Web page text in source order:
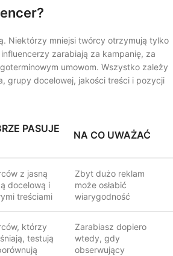
Niektórzy mniejsi twórcy otrzymują tylko
zarabiają za kampanię, za
umowom. Wszystko zależy
grupy docelowej, jakości treści i pozycji
PASUJE
NA CO UWAŻAĆ
z jasną
docelową i
treściami
Zbyt dużo reklam
może osłabić
wiarygodność
którzy
testują
Zarabiasz dopiero
wtedy, gdy
obserwujący